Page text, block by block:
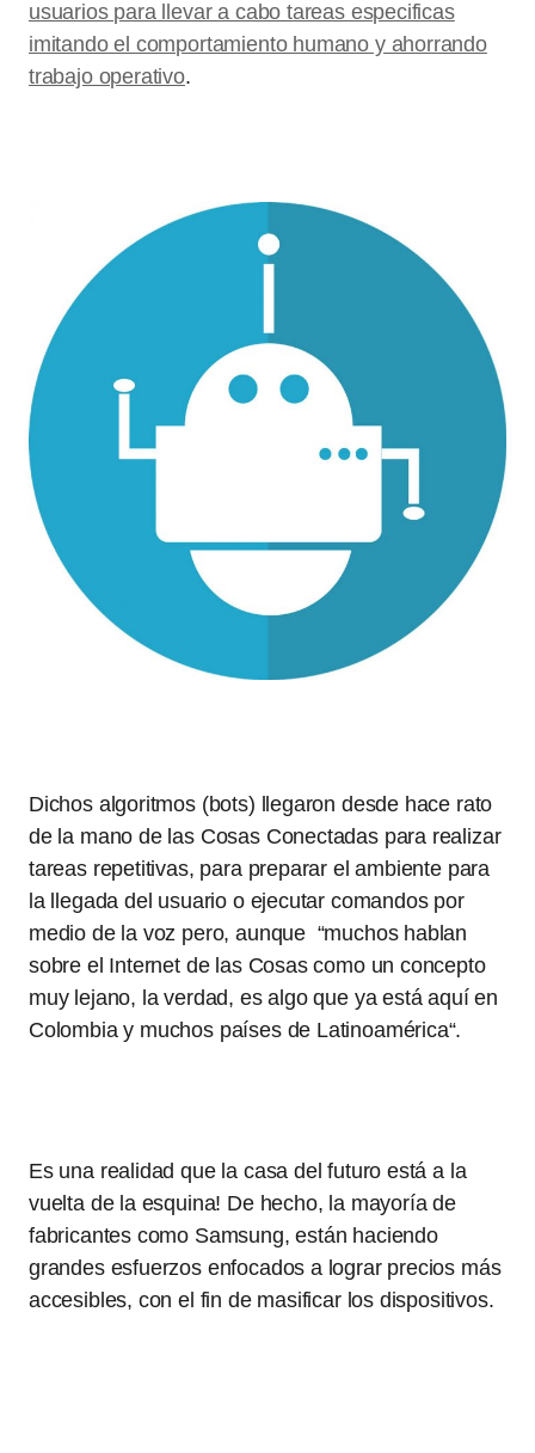
usuarios para llevar a cabo tareas especificas
imitando el comportamiento humano y ahorrando
trabajo operativo.
Dichos algoritmos (bots) llegaron desde hace rato
de la mano de las Cosas Conectadas para realizar
tareas repetitivas, para preparar el ambiente para
la llegada del usuario o ejecutar comandos por
medio de la voz pero, aunque “muchos hablan
sobre el Internet de las Cosas como un concepto
muy lejano, la verdad, es algo que ya está aquí en
Colombia y muchos países de Latinoamérica“.
Es una realidad que la casa del futuro está a la
vuelta de la esquina! De hecho, la mayoría de
fabricantes como Samsung, están haciendo
grandes esfuerzos enfocados a lograr precios más
accesibles, con el fin de masificar los dispositivos.